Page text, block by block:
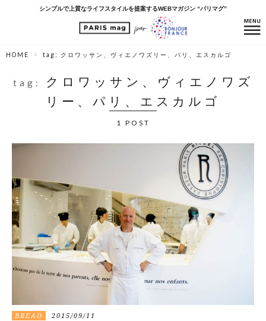
シンプルで上質なライフスタイルを提案するWEBマガジン “パリマグ”
HOME tag: クロワッサン、ヴィエノワズリー、パリ、エスカルゴ
tag:
クロワッサン、ヴィエノワズ
リー、パリ、エスカルゴ
1 POST
BREAD 2015/09/11